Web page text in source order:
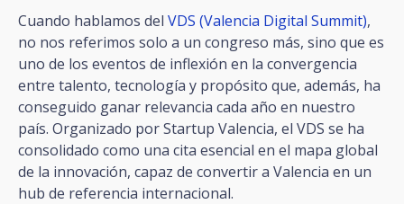
Cuando hablamos del VDS (Valencia Digital Summit),
no nos referimos solo a un congreso más, sino que es
uno de los eventos de inflexión en la convergencia
entre talento, tecnología y propósito que, además, ha
conseguido ganar relevancia cada año en nuestro
país. Organizado por Startup Valencia, el VDS se ha
consolidado como una cita esencial en el mapa global
de la innovación, capaz de convertir a Valencia en un
hub de referencia internacional.